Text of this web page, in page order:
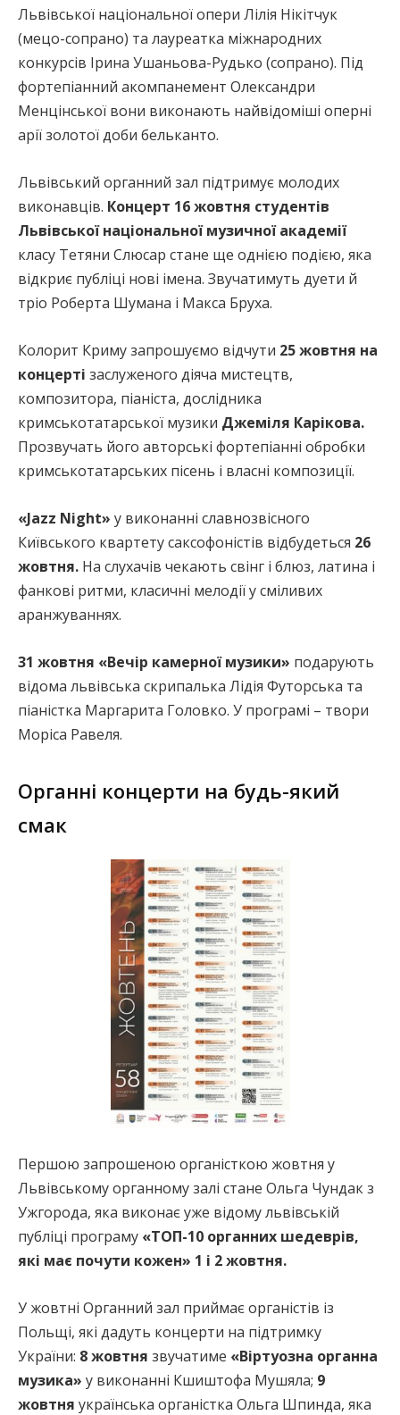
Львівської національної опери Лілія Нікітчук
(мецо-сопрано) та лауреатка міжнародних
конкурсів Ірина Ушаньова-Рудько (сопрано). Під
фортепіанний акомпанемент Олександри
Менцінської вони виконають найвідоміші оперні
арії золотої доби бельканто.
Львівський органний зал підтримує молодих
виконавців. Концерт 16 жовтня студентів
Львівської національної музичної академії
класу Тетяни Слюсар стане ще однією подією, яка
відкриє публіці нові імена. Звучатимуть дуети й
тріо Роберта Шумана і Макса Бруха.
Колорит Криму запрошуємо відчути 25 жовтня на
концерті заслуженого діяча мистецтв,
композитора, піаніста, дослідника
кримськотатарської музики Джеміля Карікова.
Прозвучать його авторські фортепіанні обробки
кримськотатарських пісень і власні композиції.
«Jazz Night» у виконанні славнозвісного
Київського квартету саксофоністів відбудеться 26
жовтня. На слухачів чекають свінг і блюз, латина і
фанкові ритми, класичні мелодії у сміливих
аранжуваннях.
31 жовтня «Вечір камерної музики» подарують
відома львівська скрипалька Лідія Футорська та
піаністка Маргарита Головко. У програмі – твори
Моріса Равеля.
Органні концерти на будь-який
смак
Першою запрошеною органісткою жовтня у
Львівському органному залі стане Ольга Чундак з
Ужгорода, яка виконає уже відому львівській
публіці програму «ТОП-10 органних шедеврів,
які має почути кожен» 1 і 2 жовтня.
У жовтні Органний зал приймає органістів із
Польщі, які дадуть концерти на підтримку
України: 8 жовтня звучатиме «Віртуозна органна
музика» у виконанні Кшиштофа Мушяла; 9
жовтня українська органістка Ольга Шпинда, яка